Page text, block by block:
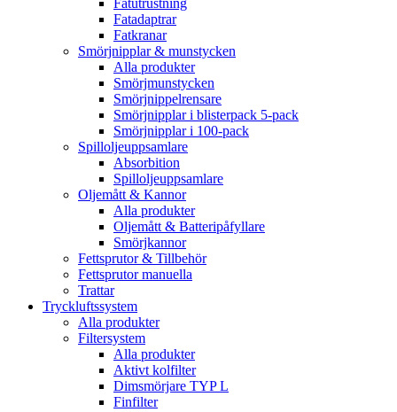
Fatutrustning
Fatadaptrar
Fatkranar
Smörjnipplar & munstycken
Alla produkter
Smörjmunstycken
Smörjnippelrensare
Smörjnipplar i blisterpack 5-pack
Smörjnipplar i 100-pack
Spilloljeuppsamlare
Absorbition
Spilloljeuppsamlare
Oljemått & Kannor
Alla produkter
Oljemått & Batteripåfyllare
Smörjkannor
Fettsprutor & Tillbehör
Fettsprutor manuella
Trattar
Tryckluftssystem
Alla produkter
Filtersystem
Alla produkter
Aktivt kolfilter
Dimsmörjare TYP L
Finfilter